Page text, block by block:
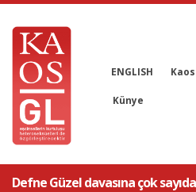
ENGLISH
Künye
Defne Güzel davasına çok